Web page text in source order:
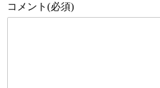
コメント(必須)